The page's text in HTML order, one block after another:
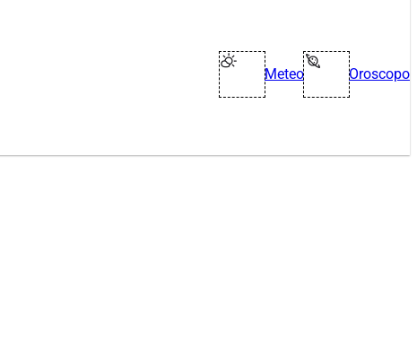
Meteo Oroscopo